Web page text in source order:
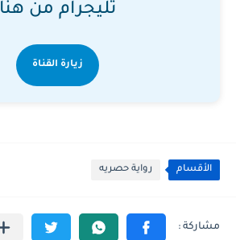
تليجرام من هنا
زيارة القناة
الأقسام رواية حصريه